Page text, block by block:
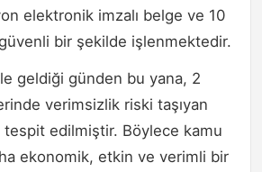
elektronik imzalı belge ve 10
bir şekilde işlenmektedir.
geldiği günden bu yana, 2
verimsizlik riski taşıyan
tespit edilmiştir. Böylece kamu
ekonomik, etkin ve verimli bir